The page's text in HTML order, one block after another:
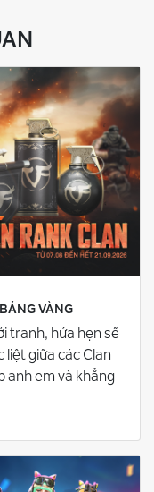
VÀNG
tranh, hứa hẹn sẽ
giữa các Clan
anh em và khẳng